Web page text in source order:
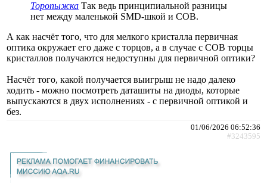
Торопыжка Так ведь принципиальной разницы
нет между маленькой SMD-шкой и COB.
А как насчёт того, что для мелкого кристалла первичная
оптика окружает его даже с торцов, а в случае с COB торцы
кристаллов получаются недоступны для первичной оптики?
Насчёт того, какой получается выигрыш не надо далеко
ходить - можно посмотреть даташиты на диоды, которые
выпускаются в двух исполнениях - с первичной оптикой и
без.
01/06/2026 06:52:36
#3243595